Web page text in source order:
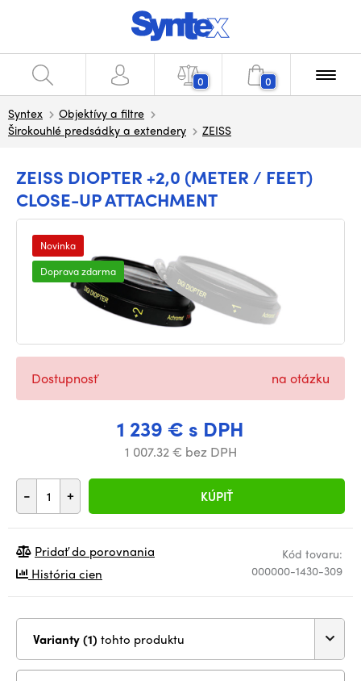
0 0
Syntex
Objektívy a filtre
Širokouhlé predsádky a extendery
ZEISS
ZEISS DIOPTER +2,0 (METER / FEET)
CLOSE-UP ATTACHMENT
Novinka
Doprava zdarma
1 239 € s DPH
1 007.32 € bez DPH
- + KÚPIŤ
Dostupnosť na otázku
Kód tovaru:
000000-1430-309
Pridať do porovnania
História cien
Varianty (1) tohto produktu